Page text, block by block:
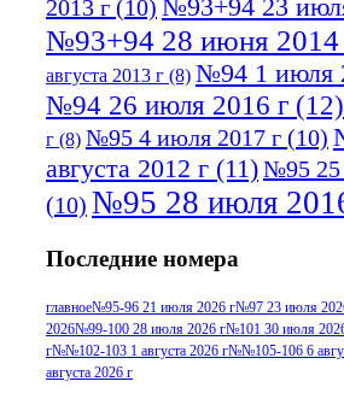
2013 г (10) №93+94 23
№93+94 28 июня 2014
августа 2013 г (8) №94 1 июля
№94 26 июля 2016 г (12)
г (8) №95 4 июля 2017 г (10)
августа 2012 г (11)№95 25
(10) №95 28 июля
июля 2017 г(11)№96 9
г(13) №96 28 июля 2015 г(9)
июля 2014 г(10)№96+97
2016 г(13)
Последние номера
главное№95-96 21 июля 2026 г№97 23 июля
2026№99-100 28 июля 2026 г№101 30 июля
г№№102-103 1 августа 2026 г№№105-106 6
августа 2026 г